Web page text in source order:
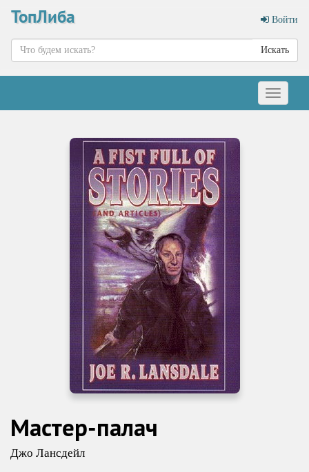
ТопЛиба Войти
Искать
Меню
Мастер-палач
Джо Лансдейл